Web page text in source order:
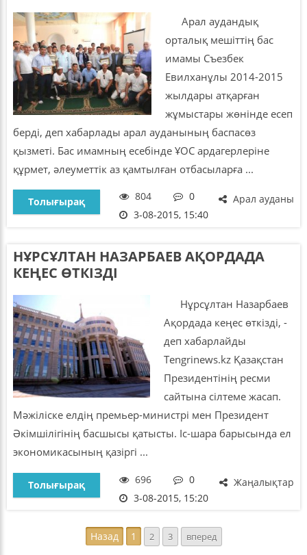
Арал аудандық
орталық мешіттің бас
имамы Съезбек
Евилханұлы 2014-2015
жылдары атқарған
жұмыстары жөнінде есеп
берді, деп хабарлады арал ауданының баспасөз
қызметі. Бас имамның есебінде ҰОС ардагерлеріне
құрмет, әлеуметтік аз қамтылған отбасыларға ...
Арал ауданы
Толығырақ 804
0
3-08-2015, 15:40
НҰРСҰЛТАН НАЗАРБАЕВ АҚОРДАДА
КЕҢЕС ӨТКІЗДІ
Нұрсұлтан Назарбаев
Ақордада кеңес өткізді, -
деп хабарлайды
Tengrinews.kz Қазақстан
Президентінің ресми
сайтына сілтеме жасап.
Мәжіліске елдің премьер-министрі мен Президент
Әкімшілігінің басшысы қатысты. Іс-шара барысында ел
экономикасының қазіргі ...
Жаңалықтар
Толығырақ 696
0
3-08-2015, 15:20
Назад 1 2 3 вперед